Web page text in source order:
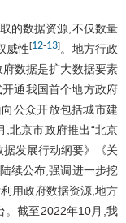
的数据资源,不仅数量
威性[12-13]。地方行政
数据是扩大数据要素
通我国首个地方政府
公众开放包括城市建
,北京市政府推出“北京
发展行动纲要》《关
续公布,强调进一步挖
用政府数据资源,地方
。截至2022年10月,我